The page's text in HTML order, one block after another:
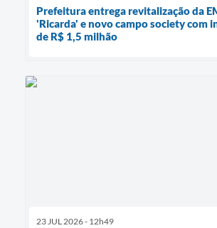
Prefeitura entrega revitalização da
'Ricarda' e novo campo society com
de R$ 1,5 milhão
23 JUL 2026 - 12h49